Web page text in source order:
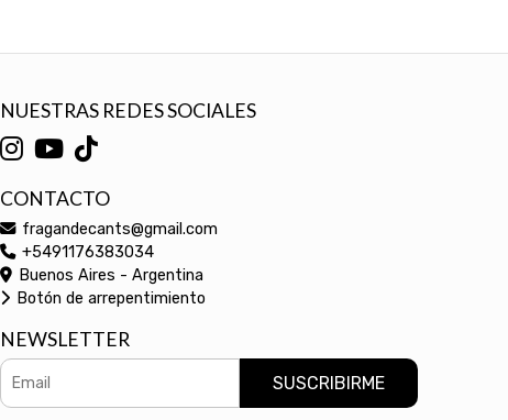
NUESTRAS REDES SOCIALES
CONTACTO
fragandecants@gmail.com
+5491176383034
Buenos Aires - Argentina
Botón de arrepentimiento
NEWSLETTER
SUSCRIBIRME